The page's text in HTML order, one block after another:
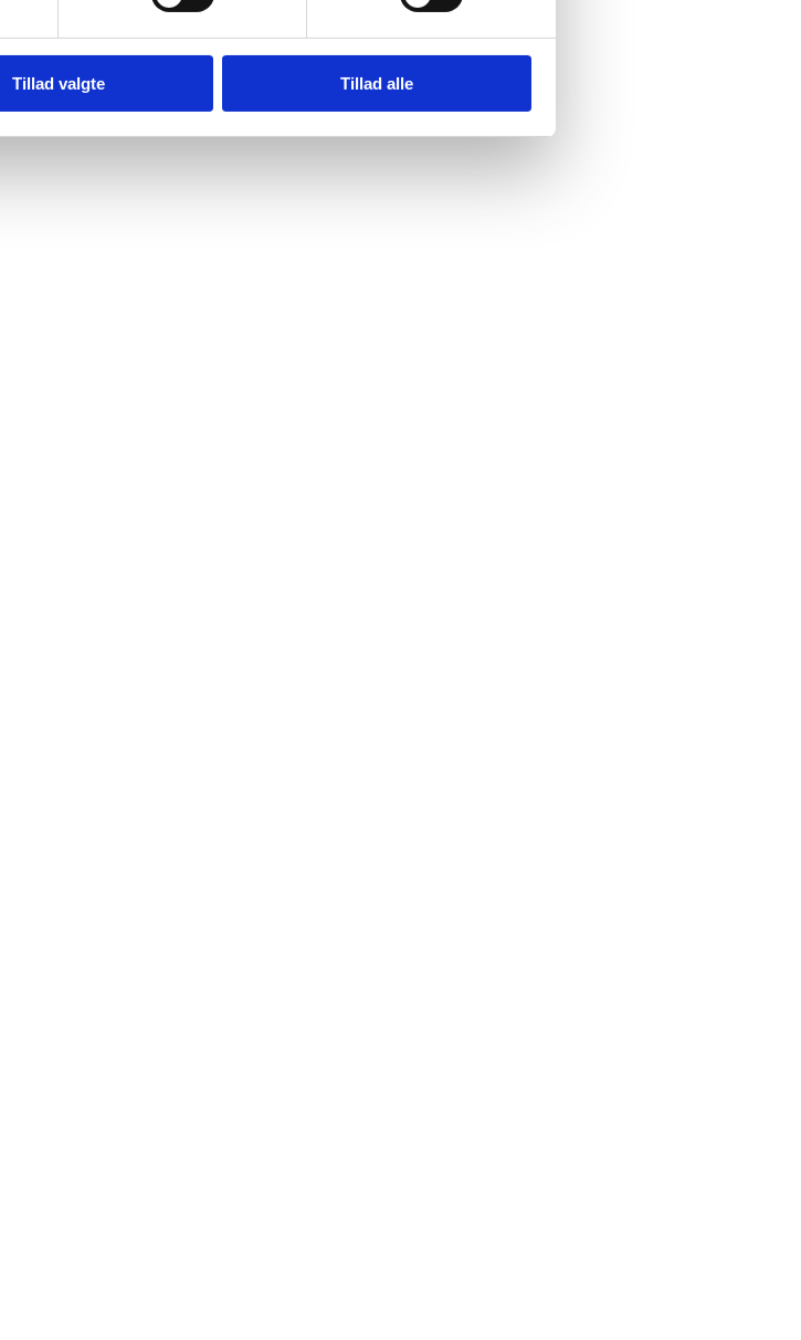
Tillad valgte Tillad alle